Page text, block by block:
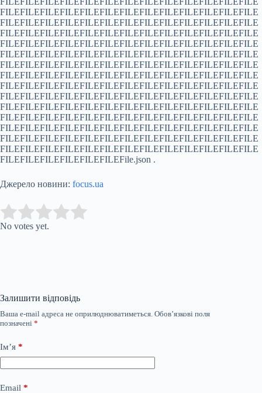
Джерело новини: focus.ua
Rate this item:
No votes yet.
Залишити відповідь
Ваша e-mail адреса не оприлюднюватиметься. Обов’язкові поля
позначені *
Ім’я *
Email *